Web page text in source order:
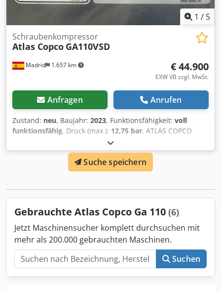
1 / 5
Madrid 1.657 km
Schraubenkompressor
Atlas Copco GA110VSD
€ 44.900
EXW VB zzgl. MwSt.
Anfragen Anrufen
Zustand: neu, Baujahr: 2023, Funktionsfähigkeit: voll
funktionsfähig, Druck (max.): 12,75 bar, ATLAS COPCO
LUFTKOMPRESSOR NEU, UNBENUTZT Cedpfxjw S Nutj Al
Ierf
Suche speichern
Gebrauchte Atlas Copco Ga 110 (6)
Jetzt Maschinensucher komplett durchsuchen mit
mehr als 200.000 gebrauchten Maschinen.
Suchen